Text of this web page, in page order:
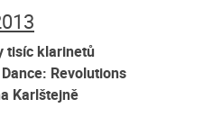
tisíc klarinetů
Dance: Revolutions
Karlštejně